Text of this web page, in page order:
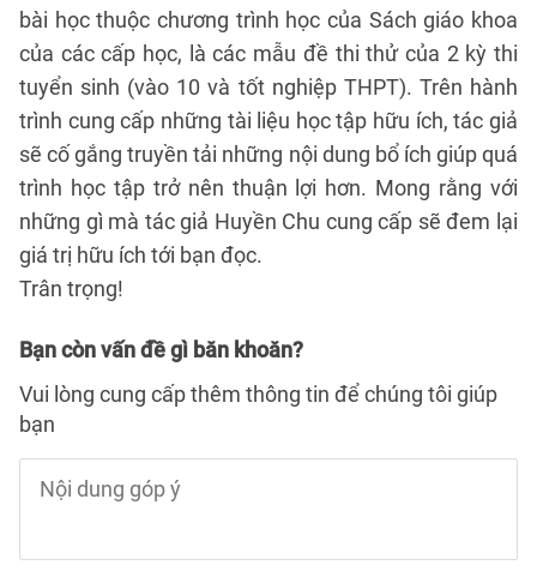
bài học thuộc chương trình học của Sách giáo khoa
của các cấp học, là các mẫu đề thi thử của 2 kỳ thi
tuyển sinh (vào 10 và tốt nghiệp THPT). Trên hành
trình cung cấp những tài liệu học tập hữu ích, tác giả
sẽ cố gắng truyền tải những nội dung bổ ích giúp quá
trình học tập trở nên thuận lợi hơn. Mong rằng với
những gì mà tác giả Huyền Chu cung cấp sẽ đem lại
giá trị hữu ích tới bạn đọc.
Trân trọng!
Bạn còn vấn đề gì băn khoăn?
Vui lòng cung cấp thêm thông tin để chúng tôi giúp
bạn